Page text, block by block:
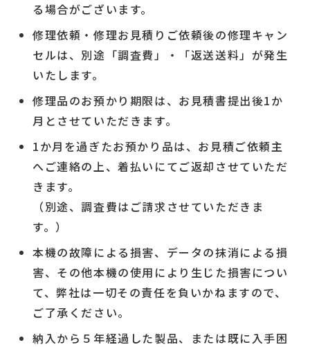
る場合がございます。
修理依頼・修理お見積りご依頼後の修理キャン
セルは、別途「調査費」・「返送送料」が発生
いたします。
修理品のお預かり期限は、お見積書提出後1か
月とさせていただきます。
1か月を過ぎたお預かり品は、お見積ご依頼主
へご連絡の上、着払いにてご返却させていただ
きます。
（別途、調査費はご請求させていただきま
す。）
本機の故障による損害、データの抹消による損
害、その他本機の使用により生じた損害につい
て、弊社は一切その責任を負いかねますので、
ご了承ください。
納入から５年経過した製品、または既に入手困